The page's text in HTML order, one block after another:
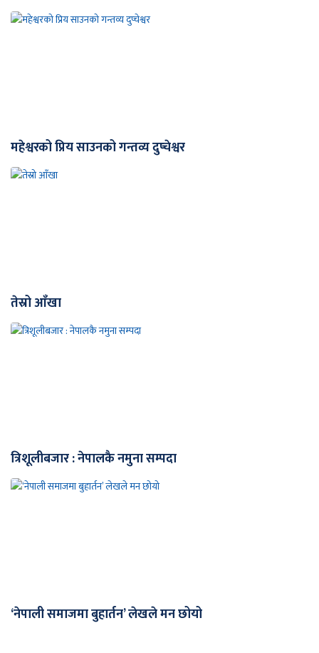
महेश्वरको प्रिय साउनको गन्तव्य दुप्चेश्वर
तेस्रो आँखा
त्रिशूलीबजार : नेपालकै नमुना सम्पदा
‘नेपाली समाजमा बुहार्तन’ लेखले मन छोयो